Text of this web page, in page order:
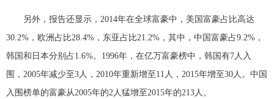
另外，报告还显示，2014年在全球富豪中，美国富豪占比高达
30.2%，欧洲占比28.4%，东亚占比21.2%，其中，中国富豪占9.2%，
韩国和日本分别占1.6%。1996年，在亿万富豪榜中，韩国有7人入
围，2005年减少至3人，2010年重新增至11人，2015年增至30人。中国
入围榜单的富豪从2005年的2人猛增至2015年的213人。